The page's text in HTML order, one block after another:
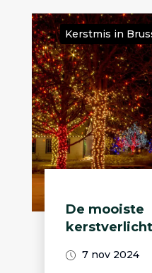
Kerstmis in
De mooiste
7 nov 2024